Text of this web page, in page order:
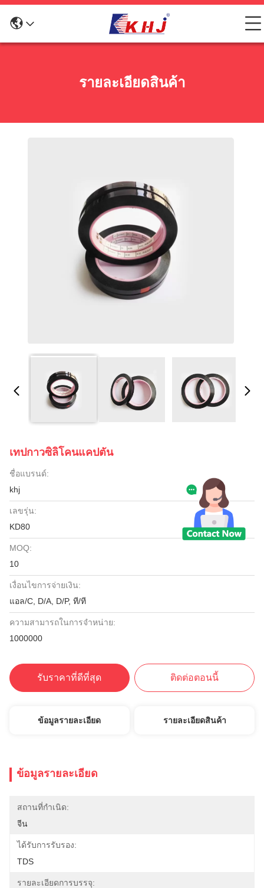
รายละเอียดสินค้า
เทปกาวซิลิโคนแคปตัน
ชื่อแบรนด์:
khj
เลขรุ่น:
KD80
MOQ:
10
เงื่อนไขการจ่ายเงิน:
แอล/C, D/A, D/P, ที/ที
ความสามารถในการจําหน่าย:
1000000
รับราคาที่ดีที่สุด ติดต่อตอนนี้
ข้อมูลรายละเอียด รายละเอียดสินค้า
ข้อมูลรายละเอียด
สถานที่กำเนิด:
จีน
ได้รับการรับรอง:
TDS
รายละเอียดการบรรจุ: